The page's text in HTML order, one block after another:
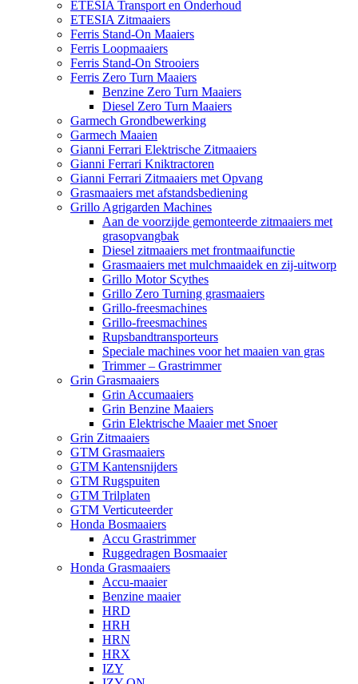
ETESIA Transport en Onderhoud
ETESIA Zitmaaiers
Ferris Stand-On Maaiers
Ferris Loopmaaiers
Ferris Stand-On Strooiers
Ferris Zero Turn Maaiers
Benzine Zero Turn Maaiers
Diesel Zero Turn Maaiers
Garmech Grondbewerking
Garmech Maaien
Gianni Ferrari Elektrische Zitmaaiers
Gianni Ferrari Kniktractoren
Gianni Ferrari Zitmaaiers met Opvang
Grasmaaiers met afstandsbediening
Grillo Agrigarden Machines
Aan de voorzijde gemonteerde zitmaaiers met
grasopvangbak
Diesel zitmaaiers met frontmaaifunctie
Grasmaaiers met mulchmaaidek en zij-uitworp
Grillo Motor Scythes
Grillo Zero Turning grasmaaiers
Grillo-freesmachines
Grillo-freesmachines
Rupsbandtransporteurs
Speciale machines voor het maaien van gras
Trimmer – Grastrimmer
Grin Grasmaaiers
Grin Accumaaiers
Grin Benzine Maaiers
Grin Elektrische Maaier met Snoer
Grin Zitmaaiers
GTM Grasmaaiers
GTM Kantensnijders
GTM Rugspuiten
GTM Trilplaten
GTM Verticuteerder
Honda Bosmaaiers
Accu Grastrimmer
Ruggedragen Bosmaaier
Honda Grasmaaiers
Accu-maaier
Benzine maaier
HRD
HRH
HRN
HRX
IZY